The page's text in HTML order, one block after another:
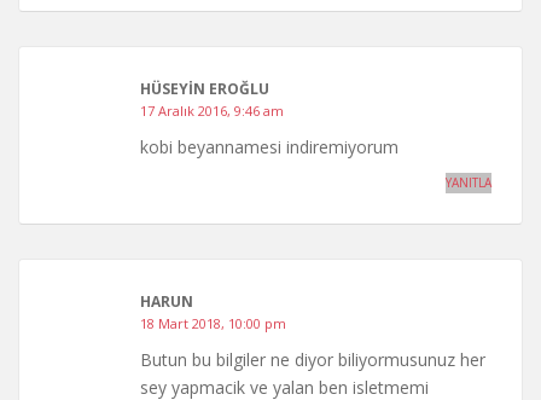
HÜSEYIN EROĞLU
17 Aralık 2016, 9:46 am
kobi beyannamesi indiremiyorum
YANITLA
HARUN
18 Mart 2018, 10:00 pm
Butun bu bilgiler ne diyor biliyormusunuz her
sey yapmacik ve yalan ben isletmemi